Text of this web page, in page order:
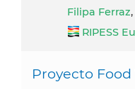
Filipa Ferraz
RIPESS
Proyecto